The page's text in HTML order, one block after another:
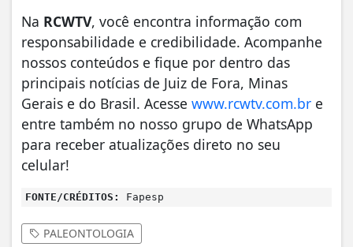
Na RCWTV, você encontra informação com
responsabilidade e credibilidade. Acompanhe
nossos conteúdos e fique por dentro das
principais notícias de Juiz de Fora, Minas
Gerais e do Brasil. Acesse www.rcwtv.com.br e
entre também no nosso grupo de WhatsApp
para receber atualizações direto no seu
celular!
FONTE/CRÉDITOS: Fapesp
PALEONTOLOGIA